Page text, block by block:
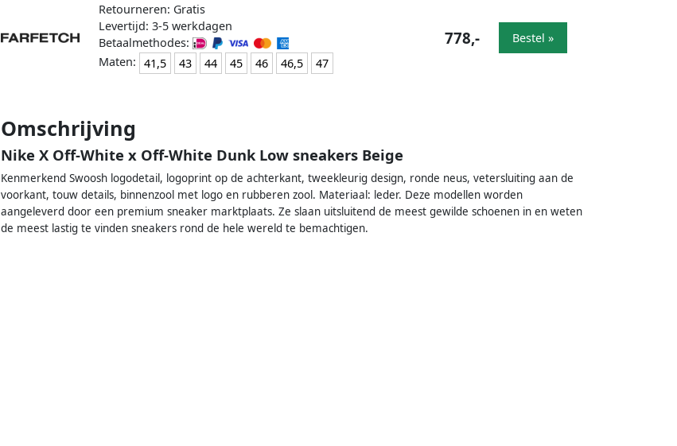
Retourneren: Gratis
Levertijd: 3-5 werkdagen
Betaalmethodes:
Maten: 41,5 43 44 45 46 46,5 47
778,- Bestel »
Omschrijving
Nike X Off-White x Off-White Dunk Low sneakers Beige
Kenmerkend Swoosh logodetail, logoprint op de achterkant, tweekleurig design, ronde neus, vetersluiting aan de
voorkant, touw details, binnenzool met logo en rubberen zool. Materiaal: leder. Deze modellen worden
aangeleverd door een premium sneaker marktplaats. Ze slaan uitsluitend de meest gewilde schoenen in en weten
de meest lastig te vinden sneakers rond de hele wereld te bemachtigen.